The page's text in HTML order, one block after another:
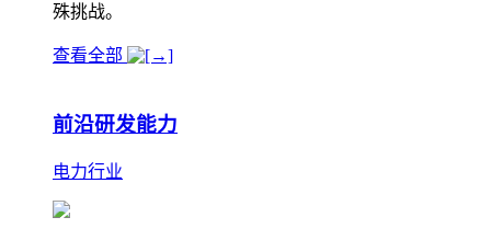
殊挑战。
查看全部
前沿研发能力
电力行业